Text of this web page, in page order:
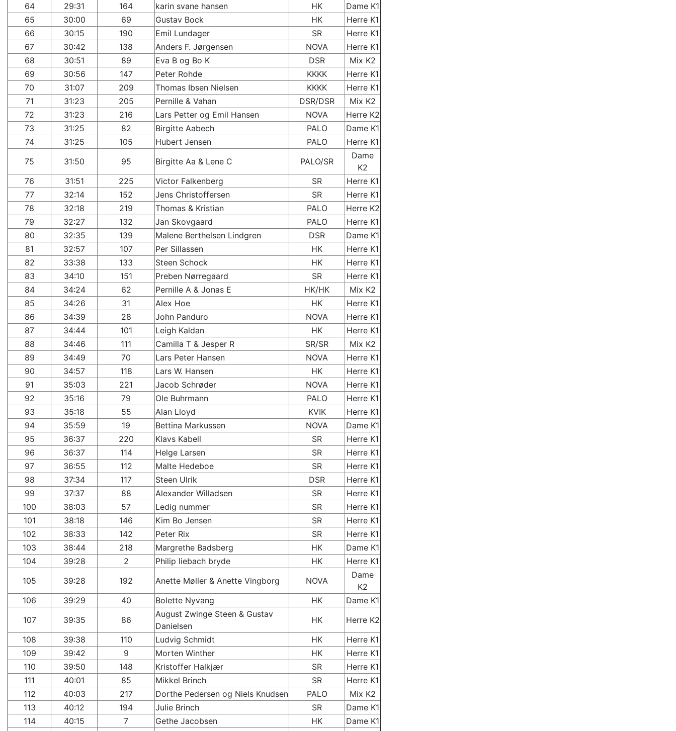
64
29:31 164 karin svane hansen HK
Dame K1
65
30:00 69 Gustav Bock HK
Herre K1
66
30:15 190 Emil Lundager SR
Herre K1
67
30:42 138 Anders F. Jørgensen NOVA
Herre K1
68
30:51 89 Eva B og Bo K DSR
Mix K2
69
30:56 147 Peter Rohde KKKK
Herre K1
70
31:07 209 Thomas Ibsen Nielsen KKKK
Herre K1
71
31:23 205 Pernille & Vahan DSR/DSR
Mix K2
72
31:23 216 Lars Petter og Emil Hansen NOVA
Herre K2
73
31:25 82 Birgitte Aabech PALO
Dame K1
74
31:25 105 Hubert Jensen PALO
Herre K1
75
31:50 95 Birgitte Aa & Lene C PALO/SR
Dame
K2
76
31:51 225 Victor Falkenberg SR
Herre K1
77
32:14 152 Jens Christoffersen SR
Herre K1
78
32:18 219 Thomas & Kristian PALO
Herre K2
79
32:27 132 Jan Skovgaard PALO
Herre K1
80
32:35 139 Malene Berthelsen Lindgren DSR
Dame K1
81
32:57 107 Per Sillassen HK
Herre K1
82
33:38 133 Steen Schock HK
Herre K1
83
34:10 151 Preben Nørregaard SR
Herre K1
84
34:24 62 Pernille A & Jonas E HK/HK
Mix K2
85
34:26 31 Alex Hoe HK
Herre K1
86
34:39 28 John Panduro NOVA
Herre K1
87
34:44 101 Leigh Kaldan HK
Herre K1
88
34:46 111 Camilla T & Jesper R SR/SR
Mix K2
89
34:49 70 Lars Peter Hansen NOVA
Herre K1
90
34:57 118 Lars W. Hansen HK
Herre K1
91
35:03 221 Jacob Schrøder NOVA
Herre K1
92
35:16 79 Ole Buhrmann PALO
Herre K1
93
35:18 55 Alan Lloyd KVIK
Herre K1
94
35:59 19 Bettina Markussen NOVA
Dame K1
95
36:37 220 Klavs Kabell SR
Herre K1
96
36:37 114 Helge Larsen SR
Herre K1
97
36:55 112 Malte Hedeboe SR
Herre K1
98
37:34 117 Steen Ulrik DSR
Herre K1
99
37:37 88 Alexander Willadsen SR
Herre K1
100
38:03 57 Ledig nummer SR
Herre K1
101
38:18 146 Kim Bo Jensen SR
Herre K1
102
38:33 142 Peter Rix SR
Herre K1
103
38:44 218 Margrethe Badsberg HK
Dame K1
104
39:28 2 Philip liebach bryde HK
Herre K1
105
39:28 192 Anette Møller & Anette Vingborg NOVA
Dame
K2
106
39:29 40 Bolette Nyvang HK
Dame K1
107
39:35 86
August Zwinge Steen & Gustav
Danielsen
HK
Herre K2
108
39:38 110 Ludvig Schmidt HK
Herre K1
109
39:42 9 Morten Winther HK
Herre K1
110
39:50 148 Kristoffer Halkjær SR
Herre K1
111
40:01 85 Mikkel Brinch SR
Herre K1
112
40:03 217 Dorthe Pedersen og Niels Knudsen PALO
Mix K2
113
40:12 194 Julie Brinch SR
Dame K1
114
40:15 7 Gethe Jacobsen HK
Dame K1